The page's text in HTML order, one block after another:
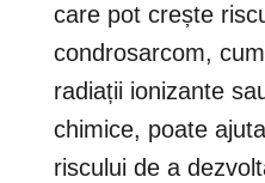
care pot crește
condrosarcom,
radiații ionizante
chimice, poate
riscului de a